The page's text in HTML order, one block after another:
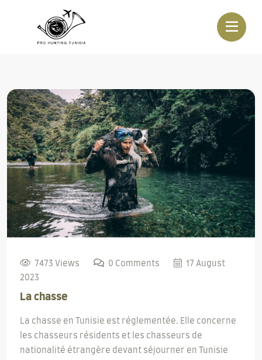
7473 Views 0 Comments
17 August
2023
La chasse
La chasse en Tunisie est réglementée. Elle concerne
les chasseurs résidents et les chasseurs de
nationalité étrangère devant séjourner en Tunisie